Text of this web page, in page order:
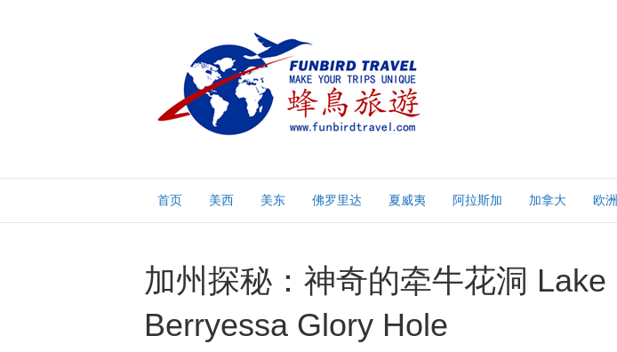
首页 美西 美东 佛罗里达 夏威夷 阿拉斯加 加拿大 欧洲
加州探秘：神奇的牵牛花洞 Lake
Berryessa Glory Hole